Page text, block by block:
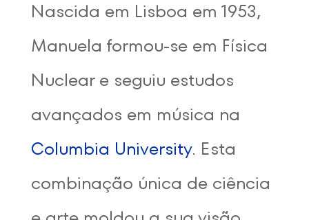
Nascida em Lisboa em 1953,
Manuela formou-se em Física
Nuclear e seguiu estudos
avançados em música na
Columbia University. Esta
combinação única de ciência